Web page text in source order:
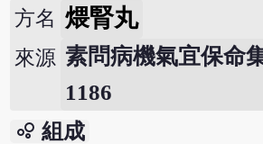
方名 煨腎丸
來源 素問病機氣宜保命
1186
bubble_chart 組成